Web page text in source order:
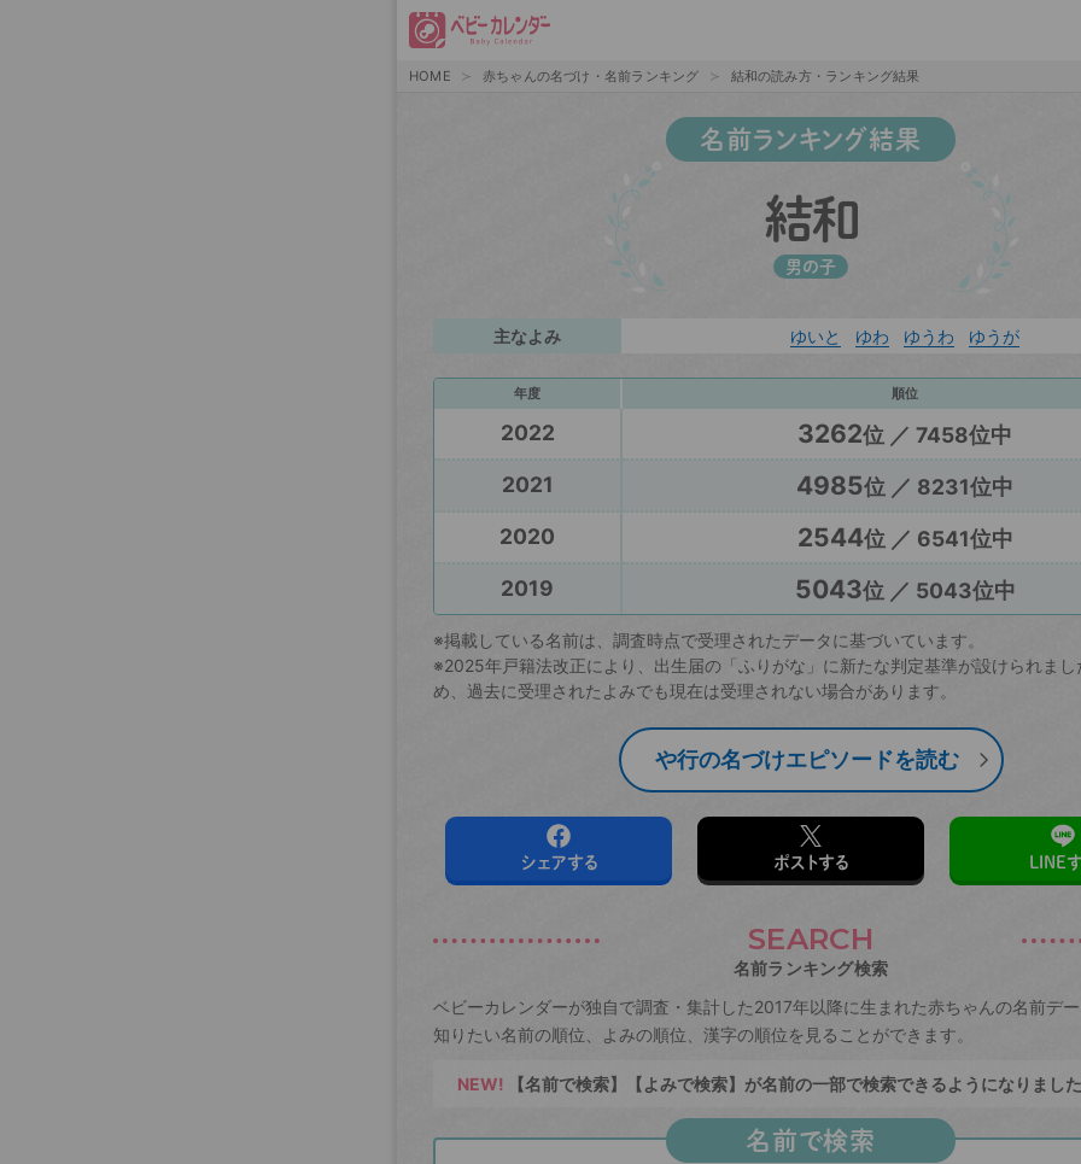
HOME 赤ちゃんの名づけ・名前ランキング 結和の読み方・ランキング結果
名前ランキング結果
結和
男の子
主なよみ ゆいと ゆわ ゆうわ ゆうが
年度 順位
2022 3262位 ／ 7458位中
2021
4985位 ／ 8231位中
2020
2544位 ／ 6541位中
2019
5043位 ／ 5043位中
※掲載している名前は、調査時点で受理されたデータに基づいています。
※2025年戸籍法改正により、出生届の「ふりがな」に新たな判定基準が設けられまし
め、過去に受理されたよみでも現在は受理されない場合があります。
や行の名づけエピソードを読む
シェアする ポストする LINE
SEARCH
名前ランキング検索
ベビーカレンダーが独自で調査・集計した2017年以降に生まれた赤ちゃんの名前デ
知りたい名前の順位、よみの順位、漢字の順位を見ることができます。
NEW! 【名前で検索】【よみで検索】が名前の一部で検索できるようになりまし
名前で検索